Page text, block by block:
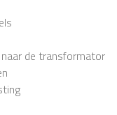
de transformator